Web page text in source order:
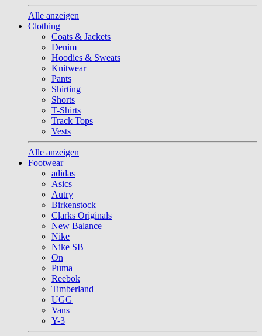
Alle anzeigen
Clothing
Coats & Jackets
Denim
Hoodies & Sweats
Knitwear
Pants
Shirting
Shorts
T-Shirts
Track Tops
Vests
Alle anzeigen
Footwear
adidas
Asics
Autry
Birkenstock
Clarks Originals
New Balance
Nike
Nike SB
On
Puma
Reebok
Timberland
UGG
Vans
Y-3